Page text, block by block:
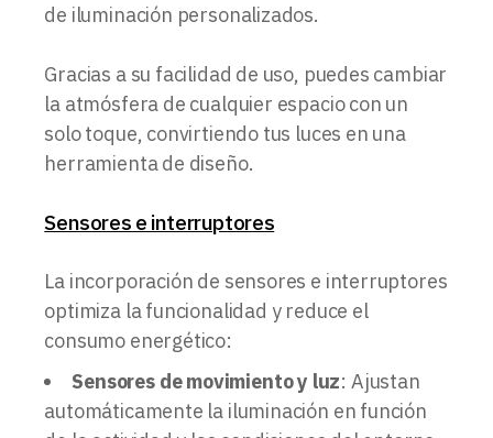
de iluminación personalizados.
Gracias a su facilidad de uso, puedes cambiar
la atmósfera de cualquier espacio con un
solo toque, convirtiendo tus luces en una
herramienta de diseño.
Sensores e interruptores
La incorporación de sensores e interruptores
optimiza la funcionalidad y reduce el
consumo energético:
Sensores de movimiento y luz: Ajustan
automáticamente la iluminación en función